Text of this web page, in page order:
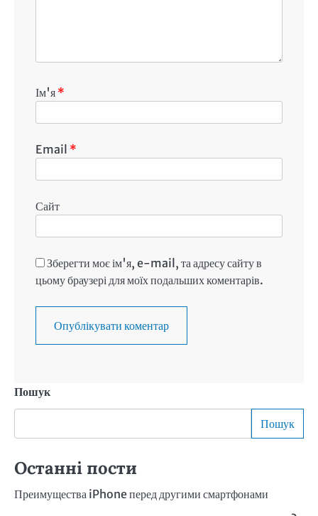
Ім'я *
Email *
Сайт
Зберегти моє ім'я, e-mail, та адресу сайту в
цьому браузері для моїх подальших коментарів.
Пошук
Пошук
Останні пости
Преимущества iPhone перед другими смартфонами